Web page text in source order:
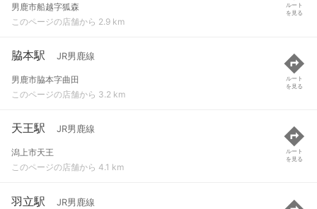
男鹿市船越字狐森
このページの店舗から 2.9 km
ルート
を見る
脇本駅 JR男鹿線
男鹿市脇本字曲田
このページの店舗から 3.2 km
ルート
を見る
天王駅 JR男鹿線
潟上市天王
このページの店舗から 4.1 km
ルート
を見る
羽立駅 JR男鹿線